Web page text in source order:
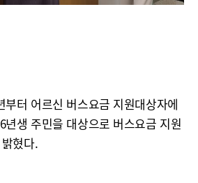
부터 어르신 버스요금 지원대상자에
년생 주민을 대상으로 버스요금 지원
혔다.